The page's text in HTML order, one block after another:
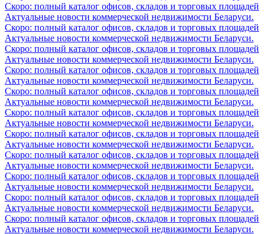
Скоро: полный каталог офисов, складов и торговых площадей
Актуальные новости коммерческой недвижимости Беларуси.
Скоро: полный каталог офисов, складов и торговых площадей
Актуальные новости коммерческой недвижимости Беларуси.
Скоро: полный каталог офисов, складов и торговых площадей
Актуальные новости коммерческой недвижимости Беларуси.
Скоро: полный каталог офисов, складов и торговых площадей
Актуальные новости коммерческой недвижимости Беларуси.
Скоро: полный каталог офисов, складов и торговых площадей
Актуальные новости коммерческой недвижимости Беларуси.
Скоро: полный каталог офисов, складов и торговых площадей
Актуальные новости коммерческой недвижимости Беларуси.
Скоро: полный каталог офисов, складов и торговых площадей
Актуальные новости коммерческой недвижимости Беларуси.
Скоро: полный каталог офисов, складов и торговых площадей
Актуальные новости коммерческой недвижимости Беларуси.
Скоро: полный каталог офисов, складов и торговых площадей
Актуальные новости коммерческой недвижимости Беларуси.
Скоро: полный каталог офисов, складов и торговых площадей
Актуальные новости коммерческой недвижимости Беларуси.
Скоро: полный каталог офисов, складов и торговых площадей
Актуальные новости коммерческой недвижимости Беларуси.